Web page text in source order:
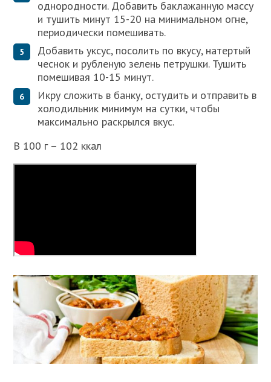
однородности. Добавить баклажанную массу
и тушить минут 15-20 на минимальном огне,
периодически помешивать.
Добавить уксус, посолить по вкусу, натертый
чеснок и рубленую зелень петрушки. Тушить
помешивая 10-15 минут.
Икру сложить в банку, остудить и отправить в
холодильник минимум на сутки, чтобы
максимально раскрылся вкус.
В 100 г – 102 ккал